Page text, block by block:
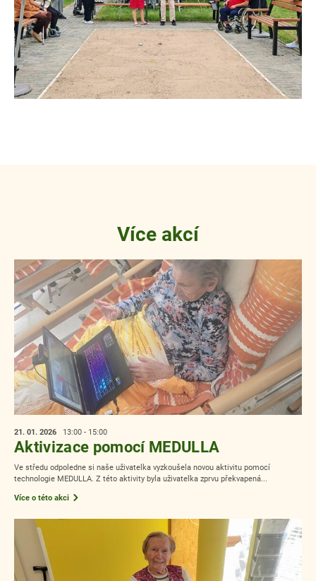
Více akcí
21. 01. 2026 13:00 - 15:00
Aktivizace pomocí MEDULLA
Ve středu odpoledne si naše uživatelka vyzkoušela novou aktivitu pomocí
technologie MEDULLA. Z této aktivity byla uživatelka zprvu překvapená...
Více o této akci